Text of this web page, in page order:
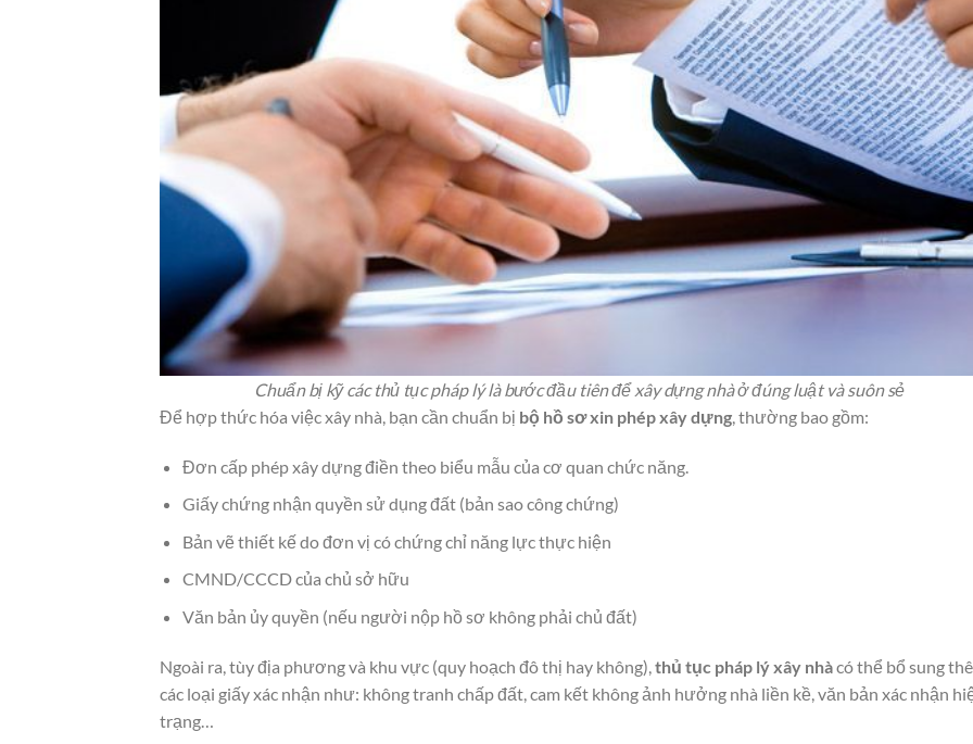
Chuẩn bị kỹ các thủ tục pháp lý là bước đầu tiên để xây dựng nhà ở đúng luật và suôn sẻ
Để hợp thức hóa việc xây nhà, bạn cần chuẩn bị bộ hồ sơ xin phép xây dựng , thường bao gồm:
Đơn cấp phép xây dựng điền theo biểu mẫu của cơ quan chức năng.
Giấy chứng nhận quyền sử dụng đất (bản sao công chứng)
Bản vẽ thiết kế do đơn vị có chứng chỉ năng lực thực hiện
CMND/CCCD của chủ sở hữu
Văn bản ủy quyền (nếu người nộp hồ sơ không phải chủ đất)
Ngoài ra, tùy địa phương và khu vực (quy hoạch đô thị hay không), thủ tục pháp lý xây nhàcó thể bổ sung
các loại giấy xác nhận như: không tranh chấp đất, cam kết không ảnh hưởng nhà liền kề, văn bản xác nhận
trạng…